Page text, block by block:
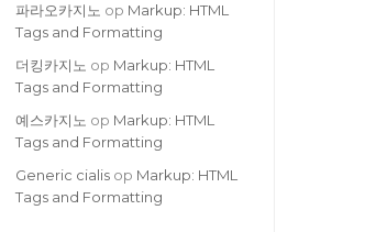
파라오카지노 op Markup: HTML
Tags and Formatting
더킹카지노 op Markup: HTML
Tags and Formatting
예스카지노 op Markup: HTML
Tags and Formatting
Generic cialisop Markup: HTML
Tags and Formatting